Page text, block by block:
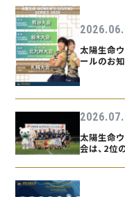
太陽生命
ールのお
太陽生命
会は、2位